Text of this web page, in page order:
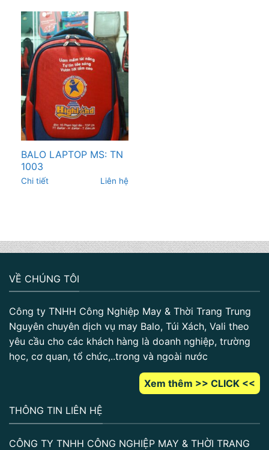
BALO LAPTOP MS: TN
1003
Chi tiết Liên hệ
VỀ CHÚNG TÔI
Công ty TNHH Công Nghiệp May & Thời Trang Trung
Nguyên chuyên dịch vụ may Balo, Túi Xách, Vali theo
yêu cầu cho các khách hàng là doanh nghiệp, trường
học, cơ quan, tổ chức,..trong và ngoài nước
Xem thêm >> CLICK <<
THÔNG TIN LIÊN HỆ
CÔNG TY TNHH CÔNG NGHIỆP MAY & THỜI TRANG